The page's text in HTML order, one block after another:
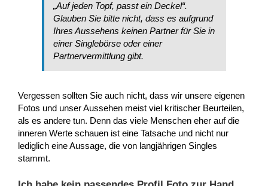
„Auf jeden Topf, passt ein Deckel“.
Glauben Sie bitte nicht, dass es aufgrund
Ihres Aussehens keinen Partner für Sie in
einer Singlebörse oder einer
Partnervermittlung gibt.
Vergessen sollten Sie auch nicht, dass wir unsere eigenen
Fotos und unser Aussehen meist viel kritischer Beurteilen,
als es andere tun. Denn das viele Menschen eher auf die
inneren Werte schauen ist eine Tatsache und nicht nur
lediglich eine Aussage, die von langjährigen Singles
stammt.